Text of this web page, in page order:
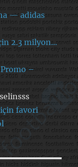
— adidas
2.3 milyon…
Promo –
selinsss
favori